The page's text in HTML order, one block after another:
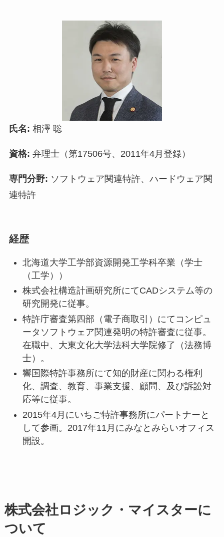
氏名: 相澤 聡
資格: 弁理士（第17506号、2011年4月登録）
専門分野: ソフトウェア関連特許、ハードウェア関
連特許
経歴
北海道大学工学部資源開発工学科卒業（学士
（工学））
株式会社構造計画研究所にてCADシステム等の
研究開発に従事。
特許庁審査第四部（電子商取引）にてコンピュ
ータソフトウェア関連発明の特許審査に従事。
在職中、大東文化大学法科大学院修了（法務博
士）。
響国際特許事務所にて知的財産に関わる権利
化、調査、教育、事業支援、顧問、及び訴訟対
応等に従事。
2015年4月にいちご特許事務所にパートナーと
して参画。2017年11月にみなとみらいオフィス
開設。
株式会社ロジック・マイスターに
ついて